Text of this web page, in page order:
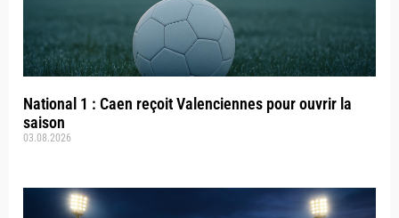
National 1 : Caen reçoit Valenciennes pour ouvrir la
saison
03.08.2026